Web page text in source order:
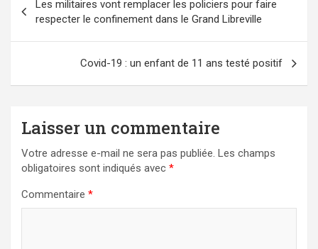
de
l’article
Les militaires vont remplacer les policiers pour faire
respecter le confinement dans le Grand Libreville
Covid-19 : un enfant de 11 ans testé positif
Laisser un commentaire
Votre adresse e-mail ne sera pas publiée. Les champs
obligatoires sont indiqués avec *
Commentaire *